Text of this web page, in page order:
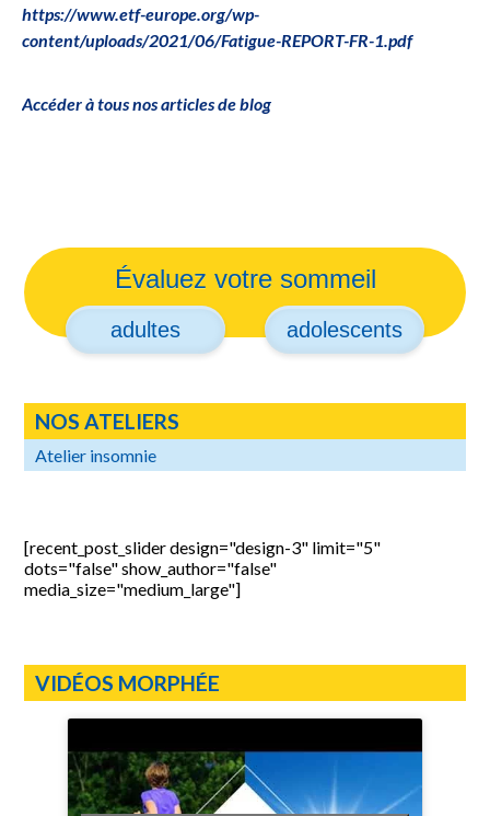
https://www.etf-europe.org/wp-
content/uploads/2021/06/Fatigue-REPORT-FR-1.pdf
Accéder à tous nos articles de blog
Évaluez votre sommeil
adultes adolescents
NOS ATELIERS
Atelier insomnie
[recent_post_slider design="design-3" limit="5"
dots="false" show_author="false"
media_size="medium_large"]
VIDÉOS MORPHÉE